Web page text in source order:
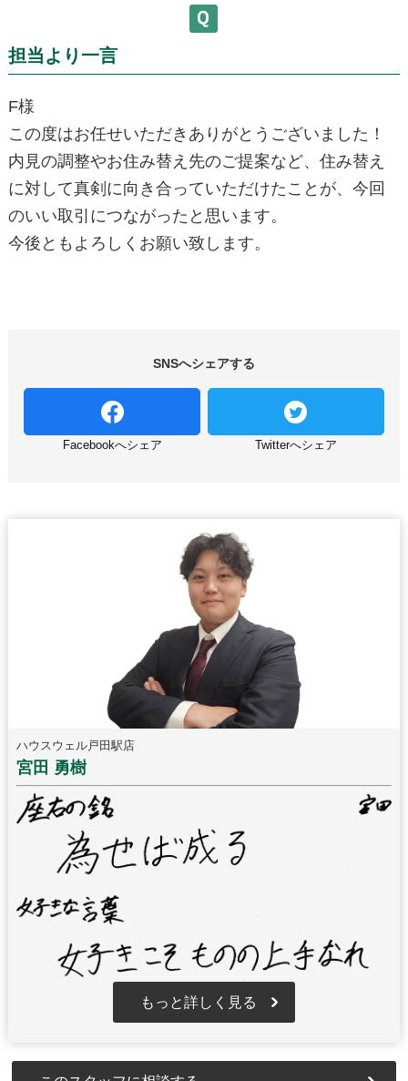
担当より一言
F様
この度はお任せいただきありがとうございました！
内見の調整やお住み替え先のご提案など、住み替え
に対して真剣に向き合っていただけたことが、今回
のいい取引につながったと思います。
今後ともよろしくお願い致します。
SNSへシェアする
Facebookへシェア Twitterへシェア
ハウスウェル戸田駅店
宮田 勇樹
もっと詳しく見る